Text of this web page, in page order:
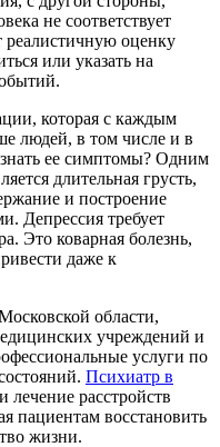
не соответствует
реалистичную оценку
или указать на
которая с каждым
людей, в том числе и в
ее симптомы? Одним
длительная грусть,
и построение
Депрессия требует
Это коварная болезнь,
даже к
области,
учреждений и
услуги по
Психиатр в
лечение расстройств
пациентам восстановить
жизни.